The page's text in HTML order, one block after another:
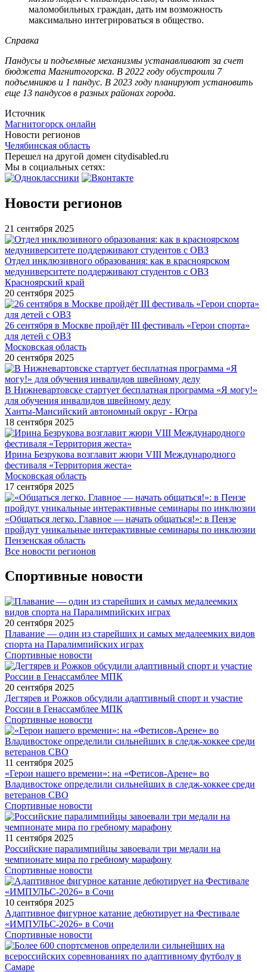
маломобильных граждан, дать им возможность
максимально интегрироваться в общество.
Справка
Пандусы и подъемные механизмы устанавливают за счет
бюджета Магнитогорска. В 2022 году обустроили 7
подъемников и 1 пандус. В 2023 году планируют установить
еще 13 пандусов в разных районах города.
Источник
Магнитогорск онлайн
Новости регионов
Челябинская область
Перешел на другой домен citydisabled.ru
Мы в социальных сетях:
Новости регионов
21 сентября 2025
Отдел инклюзивного образования: как в красноярском
медуниверситете поддерживают студентов с ОВЗ
Красноярский край
20 сентября 2025
26 сентября в Москве пройдёт III фестиваль «Герои спорта»
для детей с ОВЗ
Московская область
20 сентября 2025
В Нижневартовске стартует бесплатная программа «Я могу!»
для обучения инвалидов швейному делу
Ханты-Мансийский автономный округ - Югра
18 сентября 2025
Ирина Безрукова возглавит жюри VIII Международного
фестиваля «Территория жеста»
Московская область
17 сентября 2025
«Общаться легко. Главное — начать общаться!»: в Пензе
пройдут уникальные интерактивные семинары по инклюзии
Пензенская область
Все новости регионов
Спортивные новости
20 сентября 2025
Плавание — один из старейших и самых медалеемких видов
спорта на Паралимпийских играх
Спортивные новости
20 сентября 2025
Дегтярев и Рожков обсудили адаптивный спорт и участие
России в Генассамблее МПК
Спортивные новости
11 сентября 2025
«Герои нашего времени»: на «Фетисов-Арене» во
Владивостоке определили сильнейших в следж-хоккее среди
ветеранов СВО
Спортивные новости
11 сентября 2025
Российские паралимпийцы завоевали три медали на
чемпионате мира по гребному марафону
Спортивные новости
10 сентября 2025
Адаптивное фигурное катание дебютирует на Фестивале
«ИМПУЛЬС-2026» в Сочи
Спортивные новости